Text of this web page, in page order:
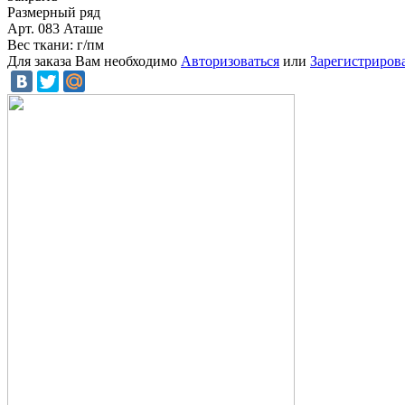
Размерный ряд
Арт. 083 Аташе
Вес ткани: г/пм
Для заказа Вам необходимо Авторизоваться или